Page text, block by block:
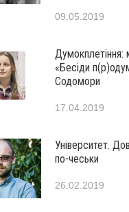
09.05.2019
Думокплетіння:
«Бесіди
Содомори
17.04.2019
Університет.
по-чеськи
26.02.2019